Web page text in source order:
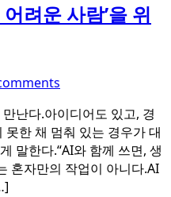
려운 사람’을 위
난다.아이디어도 있고, 경
한 채 멈춰 있는 경우가 대
말한다.“AI와 함께 쓰면, 생
혼자만의 작업이 아니다.AI